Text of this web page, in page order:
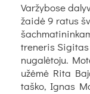
Varžybose
žaidė 9 ratus
treneris
nugalėtoju.
užėmė Rita
taško, Ignas